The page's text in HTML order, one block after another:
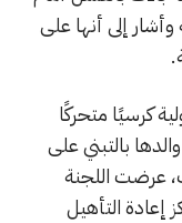
إلى أنها على
كرسيًا متحركًا
بالتبني على
عرضت اللجنة
إعادة التأهيل